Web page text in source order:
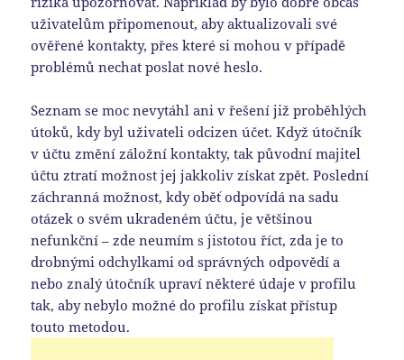
uživatelům připomenout, aby aktualizovali své
ověřené kontakty, přes které si mohou v případě
problémů nechat poslat nové heslo.
Seznam se moc nevytáhl ani v řešení již proběhlých
útoků, kdy byl uživateli odcizen účet. Když útočník
v účtu změní záložní kontakty, tak původní majitel
účtu ztratí možnost jej jakkoliv získat zpět. Poslední
záchranná možnost, kdy oběť odpovídá na sadu
otázek o svém ukradeném účtu, je většinou
nefunkční – zde neumím s jistotou říct, zda je to
drobnými odchylkami od správných odpovědí a
nebo znalý útočník upraví některé údaje v profilu
tak, aby nebylo možné do profilu získat přístup
touto metodou.